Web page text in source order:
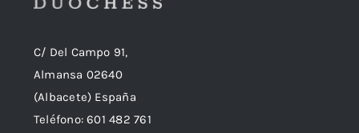
C/ Del Campo 91,
Almansa 02640
(Albacete) España
Teléfono:601 482 761